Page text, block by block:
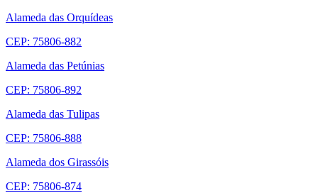
Alameda das Orquídeas
CEP: 75806-882
Alameda das Petúnias
CEP: 75806-892
Alameda das Tulipas
CEP: 75806-888
Alameda dos Girassóis
CEP: 75806-874